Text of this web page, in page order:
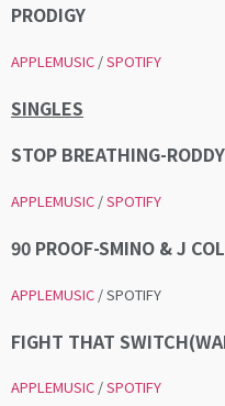
PRODIGY
APPLEMUSIC /SPOTIFY
SINGLES
STOP BREATHING-
APPLEMUSIC /SPOTIFY
90 PROOF-SMINO & J
APPLEMUSIC / SPOTIFY
FIGHT THAT
APPLEMUSIC /SPOTIFY